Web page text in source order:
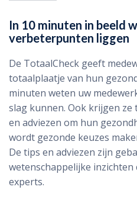
In 10 minuten in beeld
verbeterpunten liggen
De TotaalCheck geeft
totaalplaatje van hun
minuten weten uw
slag kunnen. Ook krijgen
en adviezen om hun
wordt gezonde keuzes
De tips en adviezen zijn
wetenschappelijke
experts.